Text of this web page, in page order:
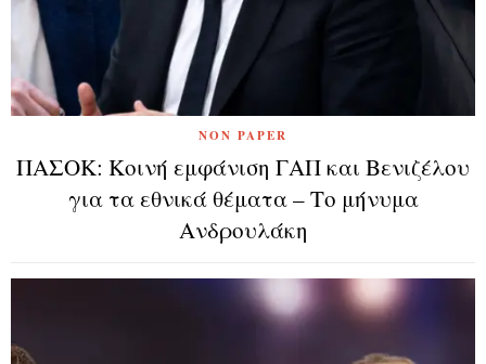
NON PAPER
ΠΑΣΟΚ: Κοινή εμφάνιση ΓΑΠ και Βενιζέλου
για τα εθνικά θέματα – Το μήνυμα
Ανδρουλάκη